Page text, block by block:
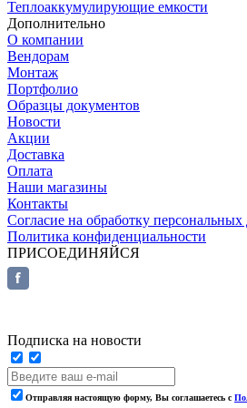
Теплоаккумулирующие емкости
Дополнительно
О компании
Вендорам
Монтаж
Портфолио
Образцы документов
Новости
Акции
Доставка
Оплата
Наши магазины
Контакты
Согласие на обработку
Политика конфиденциальности
ПРИСОЕДИНЯЙСЯ
Подписка на новости
Отправляя настоящую форму, Вы соглашаетесь с